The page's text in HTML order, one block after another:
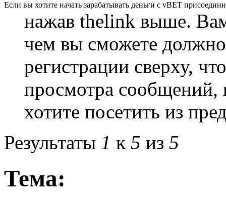
Если вы хотите начать зарабатывать деньги с vBET
нажав thelink выше.
чем вы сможете
регистрации сверху,
просмотра
хотите посетить из
Результаты 1 к 5 из 5
Тема: